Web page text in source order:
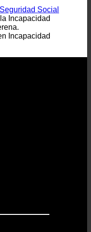
Social
Incapacidad
Incapacidad